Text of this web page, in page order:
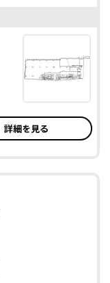
詳細を見る